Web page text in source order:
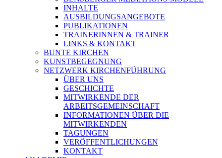
INHALTE
AUSBILDUNGSANGEBOTE
PUBLIKATIONEN
TRAINERINNEN & TRAINER
LINKS & KONTAKT
BUNTE KIRCHEN
KUNSTBEGEGNUNG
NETZWERK KIRCHENFÜHRUNG
ÜBER UNS
GESCHICHTE
MITWIRKENDE DER
ARBEITSGEMEINSCHAFT
INFORMATIONEN ÜBER DIE
MITWIRKENDEN
TAGUNGEN
VERÖFFENTLICHUNGEN
KONTAKT